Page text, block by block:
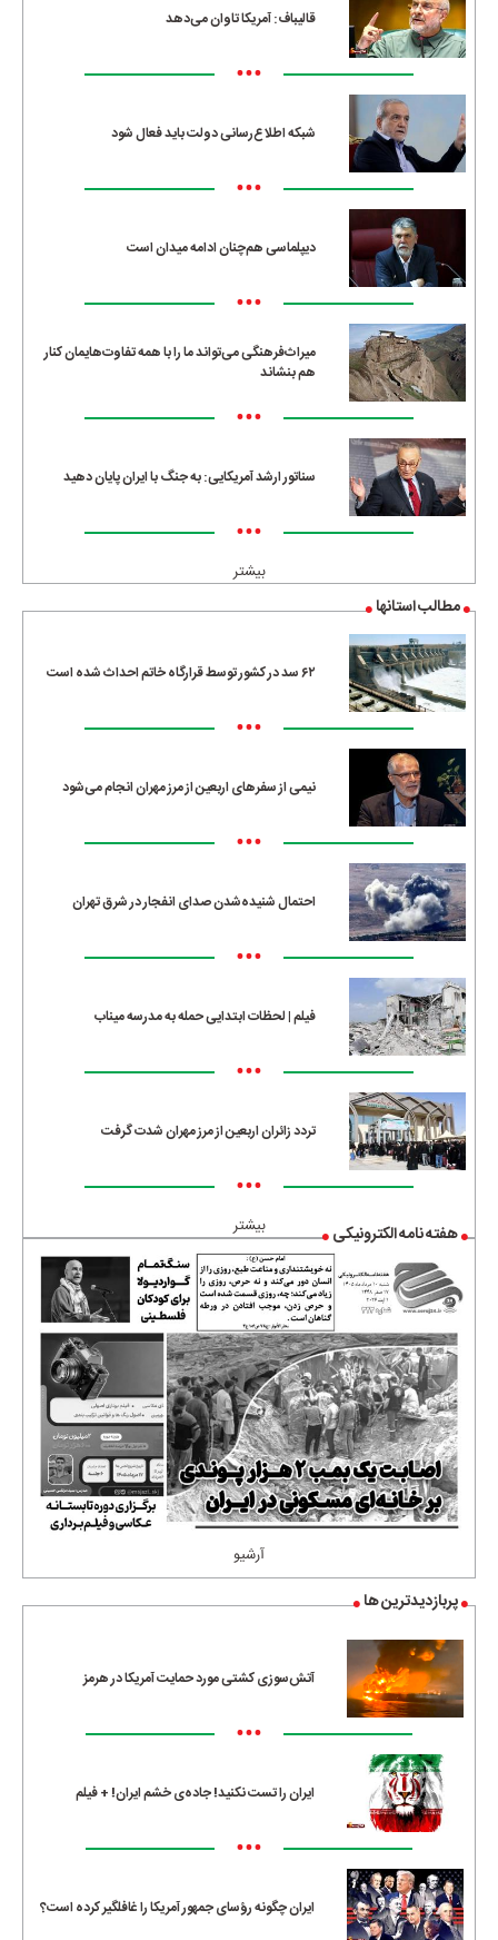
قالیباف: آمریکا تاوان می‌دهد
•••
شبکه اطلاع‌رسانی دولت باید فعال شود
•••
دیپلماسی هم‌چنان ادامه میدان است
•••
میراث‌فرهنگی می‌تواند ما را با همه تفاوت‌هایمان کنار
هم بنشاند
•••
سناتور ارشد آمریکایی: به جنگ با ایران پایان دهید
•••
بیشتر
مطالب استانها
۶۲ سد در کشور توسط قرارگاه خاتم احداث شده است
•••
نیمی از سفرهای اربعین از مرز مهران انجام می‌شود
•••
احتمال شنیده‌شدن صدای انفجار در شرق تهران
•••
فیلم | لحظات ابتدایی حمله به مدرسه میناب
•••
تردد زائران اربعین از مرز مهران شدت گرفت
•••
بیشتر هفته نامه الکترونیکی
آرشیو
پربازدیدترین ها
آتش‌سوزی کشتی مورد حمایت آمریکا در هرمز
•••
ایران را تست نکنید! جاده‌ی خشم ایران! + فیلم
•••
ایران چگونه رؤسای جمهور آمریکا را غافلگیر کرده است؟